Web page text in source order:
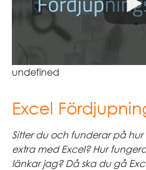
undefined
Excel
Sitter du och funderar på
extra med Excel? Hur
länkar jag? Då ska du gå